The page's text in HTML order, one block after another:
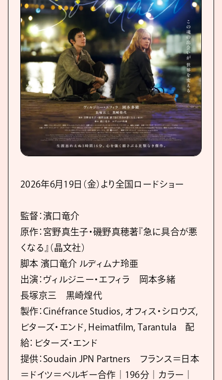
2026年6月19日（金）より全国ロードショー
監督：濱口竜介
原作：宮野真生子・磯野真穂著『急に具合が悪
くなる』（晶文社）
脚本 濱口竜介 ルディムナ玲亜
出演：ヴィルジニー・エフィラ 岡本多緒
長塚京三 黒崎煌代
製作：Cinéfrance Studios, オフィス・シロウズ,
ビターズ・エンド, Heimatfilm, Tarantula 配
給：ビターズ・エンド
提供：Soudain JPN Partners フランス＝日本
＝ドイツ＝ベルギー合作｜196分｜カラー｜